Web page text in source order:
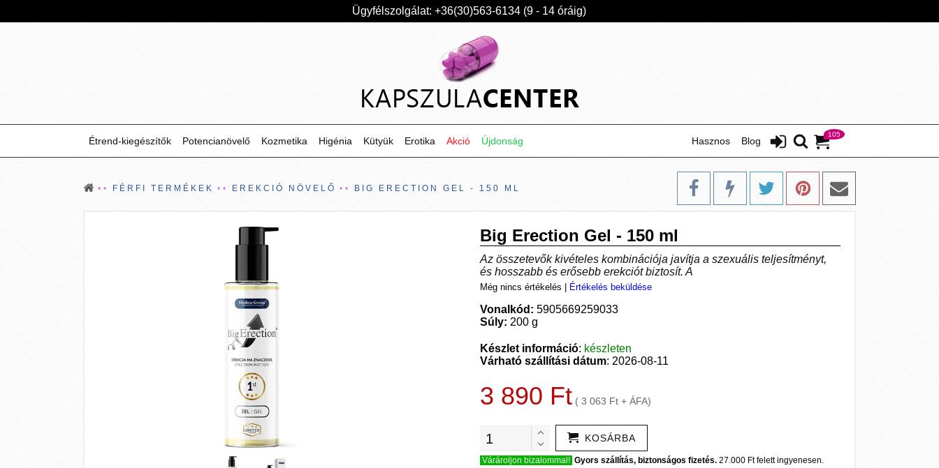
Ügyfélszolgálat: +36(30)563-6134 (9 - 14 óráig)
105
Étrend-kiegészítők Blog
Potencianövelő Hasznos
Kozmetika Higénia Kütyük Erotika Akció Újdonság
FÉRFI TERMÉKEK EREKCIÓ NÖVELŐ BIG ERECTION GEL - 150 ML
Big Erection Gel - 150 ml
Az összetevők kivételes kombinációja javítja a szexuális teljesítményt,
és hosszabb és erősebb erekciót biztosít. A
Még nincs értékelés Értékelés beküldése
Vonalkód: 5905669259033
Súly: 200 g
Készlet információ: készleten
Várható szállítási dátum: 2026-08-11
3 890 Ft ( 3 063 Ft + ÁFA)
KOSÁRBA
Várároljon bizalommal! Gyors szállítás, biztonságos fizetés. 27.000 Ft felett ingyenesen.